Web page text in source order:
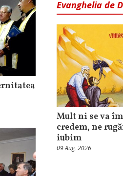
Evanghelia de
Mult ni se va
credem, ne
iubim
09 Aug, 2026